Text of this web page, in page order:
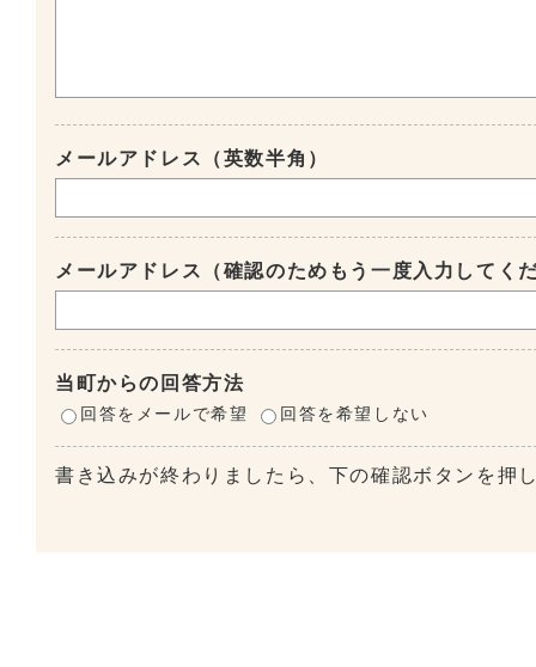
メールアドレス（英数半角）
メールアドレス（確認のためもう一度入力してく
当町からの回答方法
回答をメールで希望 回答を希望しない
書き込みが終わりましたら、下の確認ボタンを押